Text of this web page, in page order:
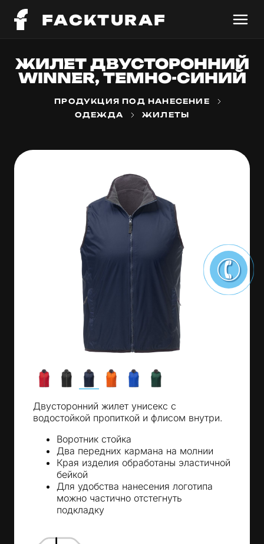
FACKTURAF
ЖИЛЕТ ДВУСТОРОННИЙ
WINNER, ТЕМНО-СИНИЙ
ПРОДУКЦИЯ ПОД НАНЕСЕНИЕ
ОДЕЖДА
ЖИЛЕТЫ
Двусторонний жилет унисекс с
водостойкой пропиткой и флисом внутри.
Воротник стойка
Два передних кармана на молнии
Края изделия обработаны эластичной
бейкой
Для удобства нанесения логотипа
можно частично отстегнуть
подкладку